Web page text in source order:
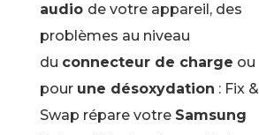
audio de votre appareil, des
problèmes au niveau
du connecteur de charge ou
pour une désoxydation : Fix &
Swap répare votre Samsung